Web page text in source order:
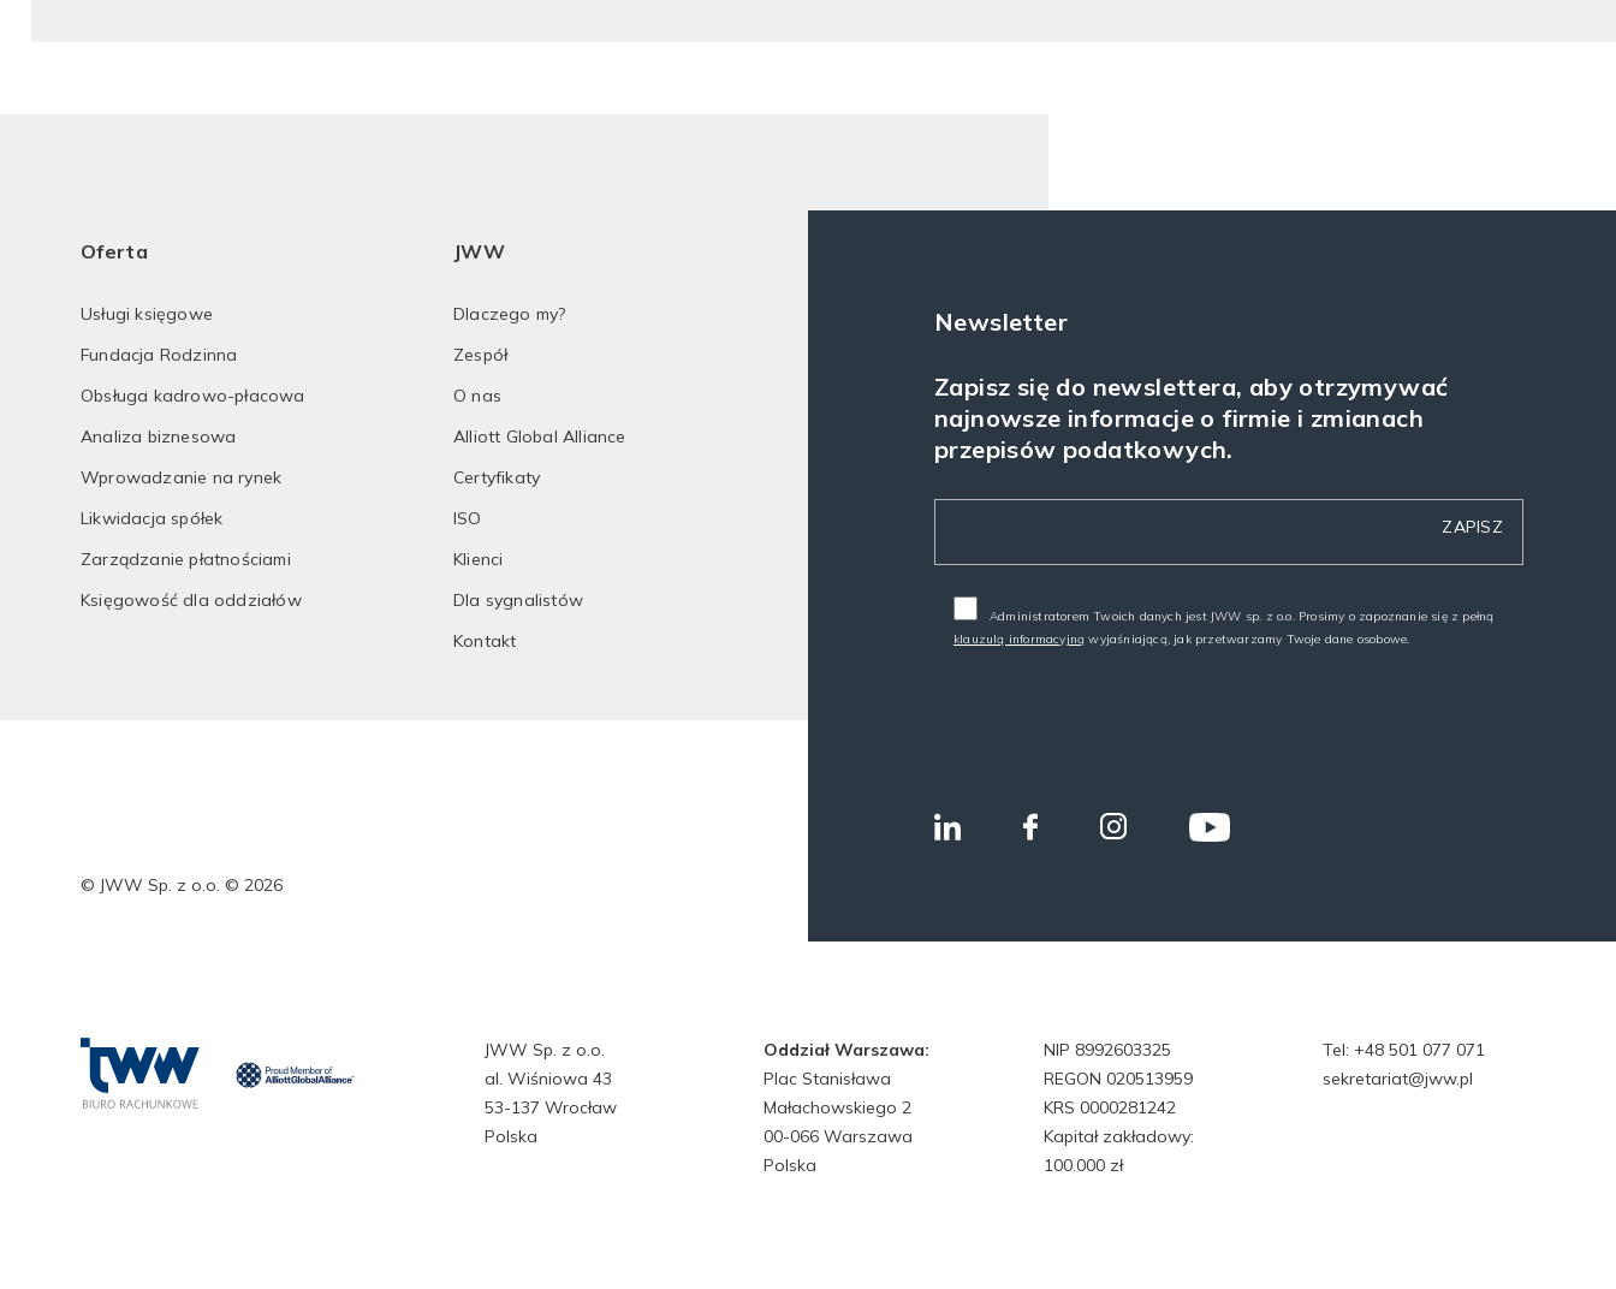
Oferta
Usługi księgowe
Fundacja Rodzinna
Obsługa kadrowo-płacowa
Analiza biznesowa
Wprowadzanie na rynek
Likwidacja spółek
Zarządzanie płatnościami
Księgowość dla oddziałów
JWW
Dlaczego my?
Zespół
O nas
Alliott Global Alliance
Certyfikaty
ISO
Klienci
Dla sygnalistów
Kontakt
Newsletter
Zapisz się do newslettera, aby otrzymywać
najnowsze informacje o firmie i zmianach
przepisów podatkowych.
Administratorem Twoich danych jest JWW sp. z o.o. Prosimy o zapoznanie się z pełną
klauzulą informacyjną wyjaśniającą, jak przetwarzamy Twoje dane osobowe.
© JWW Sp. z o.o. © 2026
JWW Sp. z o.o.
al. Wiśniowa 43
53-137 Wrocław
Polska
Oddział Warszawa:
Plac Stanisława
Małachowskiego 2
00-066 Warszawa
Polska
NIP 8992603325
REGON 020513959
KRS 0000281242
Kapitał zakładowy:
100.000 zł
Tel:+48 501 077 071
sekretariat@jww.pl